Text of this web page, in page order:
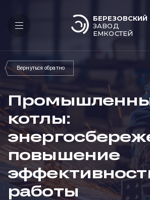
БЕРЕЗОВСКИЙ
ЗАВОД
ЕМКОСТЕЙ
котлы:
повышение
работы